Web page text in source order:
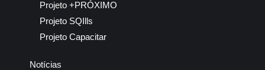
Projeto +PRÓXIMO
Projeto SQIlls
Projeto Capacitar
Notícias